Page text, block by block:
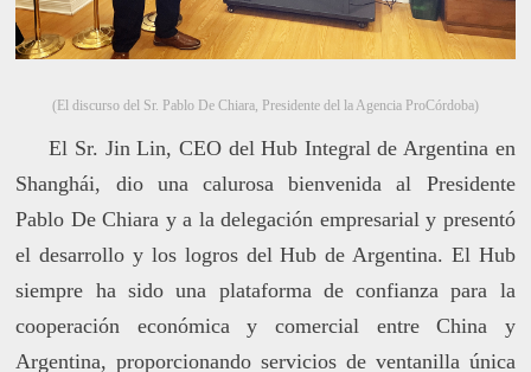
(El discurso del Sr. Pablo De Chiara, Presidente del la Agencia ProCórdoba)
El Sr. Jin Lin, CEO del Hub Integral de Argentina en
Shanghái, dio una calurosa bienvenida al Presidente
Pablo De Chiara y a la delegación empresarial y presentó
el desarrollo y los logros del Hub de Argentina. El Hub
siempre ha sido una plataforma de confianza para la
cooperación económica y comercial entre China y
Argentina, proporcionando servicios de ventanilla única